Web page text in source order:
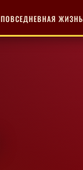
ПОВСЕДНЕВНАЯ ЖИЗНЬ